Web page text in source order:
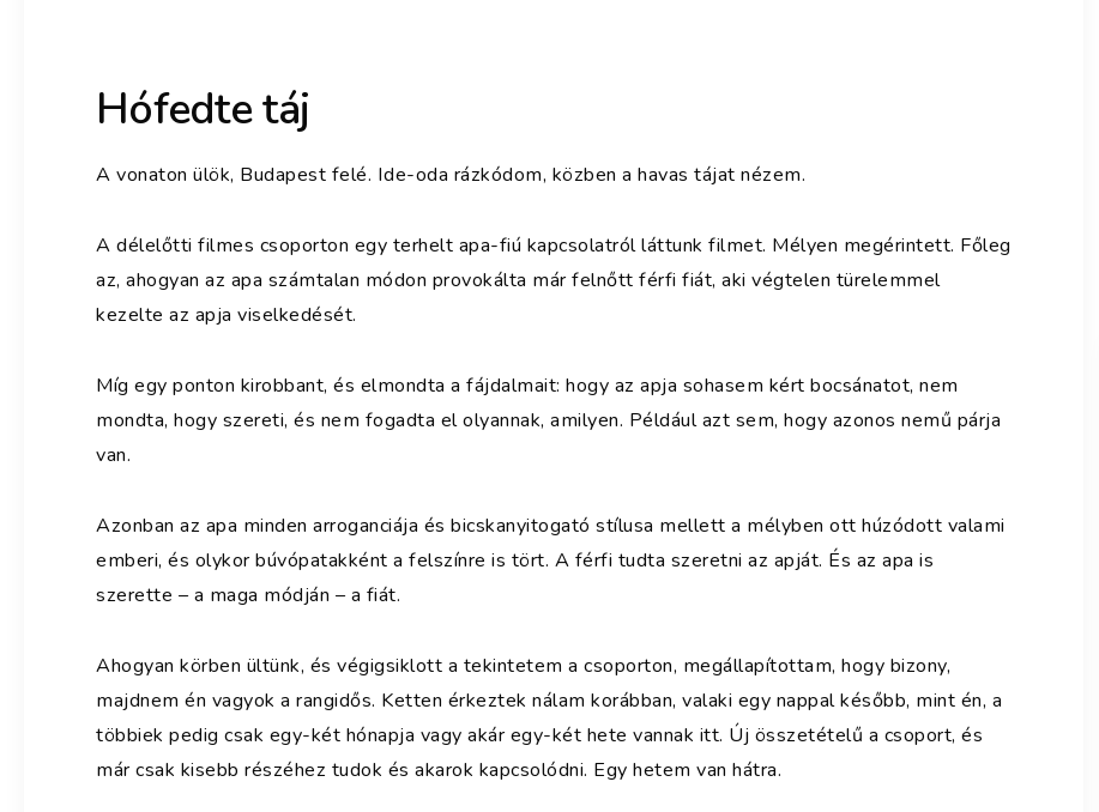
Hófedte táj
A vonaton ülök, Budapest felé. Ide-oda rázkódom, közben a havas tájat nézem.
A délelőtti filmes csoporton egy terhelt apa-fiú kapcsolatról láttunk filmet. Mélyen megérintett. Főleg
az, ahogyan az apa számtalan módon provokálta már felnőtt férfi fiát, aki végtelen türelemmel
kezelte az apja viselkedését.
Míg egy ponton kirobbant, és elmondta a fájdalmait: hogy az apja sohasem kért bocsánatot, nem
mondta, hogy szereti, és nem fogadta el olyannak, amilyen. Például azt sem, hogy azonos nemű párja
van.
Azonban az apa minden arroganciája és bicskanyitogató stílusa mellett a mélyben ott húzódott valami
emberi, és olykor búvópatakként a felszínre is tört. A férfi tudta szeretni az apját. És az apa is
szerette – a maga módján – a fiát.
Ahogyan körben ültünk, és végigsiklott a tekintetem a csoporton, megállapítottam, hogy bizony,
majdnem én vagyok a rangidős. Ketten érkeztek nálam korábban, valaki egy nappal később, mint én, a
többiek pedig csak egy-két hónapja vagy akár egy-két hete vannak itt. Új összetételű a csoport, és
már csak kisebb részéhez tudok és akarok kapcsolódni. Egy hetem van hátra.